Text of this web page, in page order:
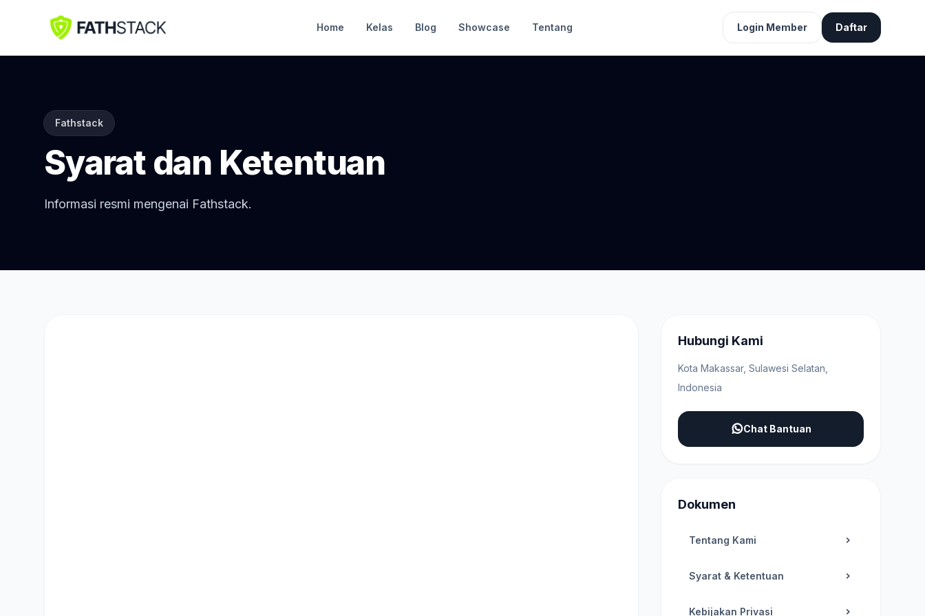
Home Kelas Blog Showcase Tentang Login Member Daftar
Fathstack
Syarat dan Ketentuan
Informasi resmi mengenai Fathstack.
Hubungi Kami
Kota Makassar, Sulawesi Selatan,
Indonesia
Chat Bantuan
Dokumen
Tentang Kami
Syarat & Ketentuan
Kebijakan Privasi